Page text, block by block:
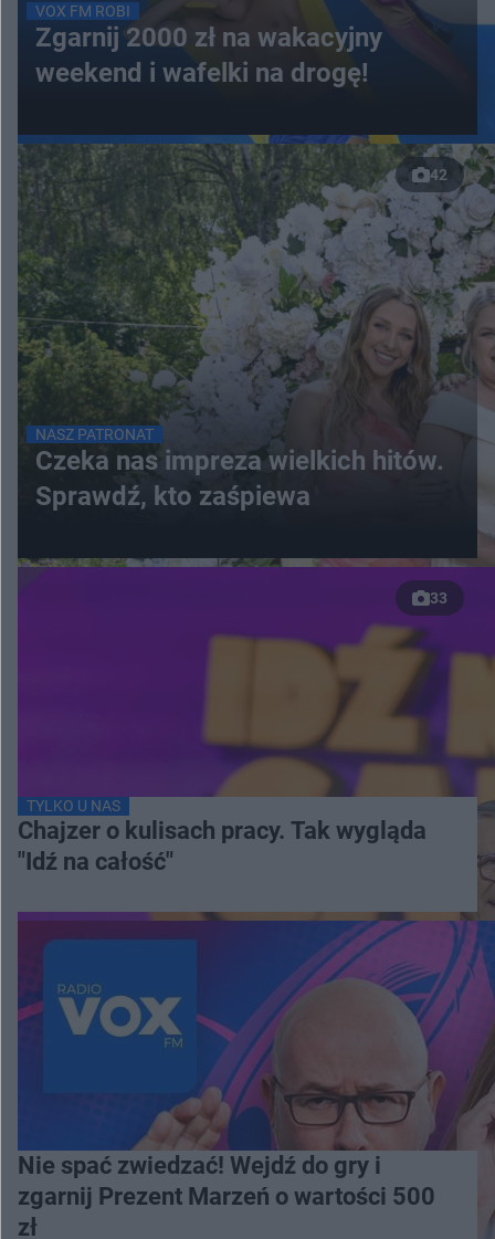
VOX FM ROBI
Zgarnij 2000 zł na wakacyjny
weekend i wafelki na drogę!
42
NASZ PATRONAT
Czeka nas impreza wielkich hitów.
Sprawdź, kto zaśpiewa
33
TYLKO U NAS
Chajzer o kulisach pracy. Tak wygląda
"Idź na całość"
Nie spać zwiedzać! Wejdź do gry i
zgarnij Prezent Marzeń o wartości 500
zł